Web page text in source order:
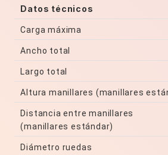
Datos técnicos
Carga máxima
Ancho total
Largo total
Altura manillares (manillares
Distancia entre manillares
(manillares estándar)
Diámetro ruedas